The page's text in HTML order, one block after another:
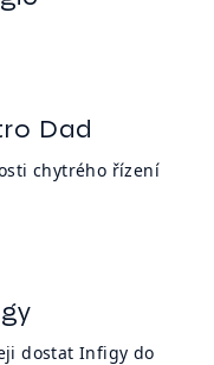
Dad
chytrého řízení
dostat Infigy do